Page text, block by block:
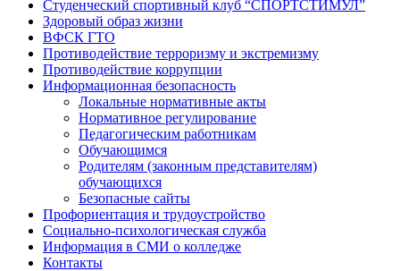
Студенческий спортивный клуб “СПОРТСТИМУЛ”
Здоровый образ жизни
ВФСК ГТО
Противодействие терроризму и экстремизму
Противодействие коррупции
Информационная безопасность
Локальные нормативные акты
Нормативное регулирование
Педагогическим работникам
Обучающимся
Родителям (законным представителям)
обучающихся
Безопасные сайты
Профориентация и трудоустройство
Социально-психологическая служба
Информация в СМИ о колледже
Контакты